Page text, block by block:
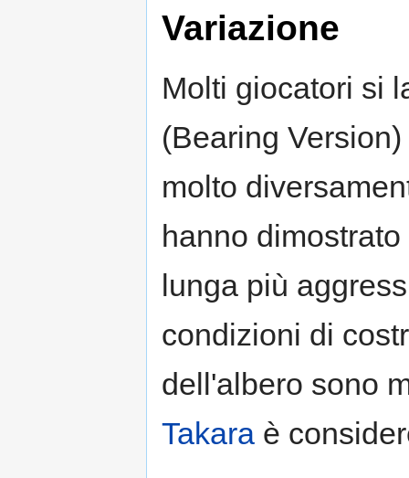
Variazione
Molti giocatori si
(Bearing
molto
hanno
lunga più
condizioni di
dell'albero sono
Takara è